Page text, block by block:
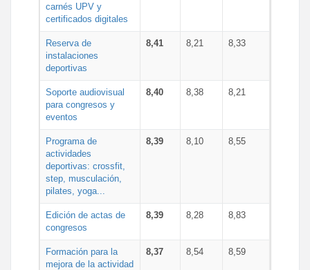
carnés UPV y
certificados digitales
Reserva de
instalaciones
deportivas
8,41 8,21 8,33
Soporte audiovisual
para congresos y
eventos
8,40 8,38 8,21
Programa de
actividades
deportivas: crossfit,
step, musculación,
pilates, yoga...
8,39 8,10 8,55
Edición de actas de
congresos
8,39 8,28 8,83
Formación para la
mejora de la actividad
8,37 8,54 8,59